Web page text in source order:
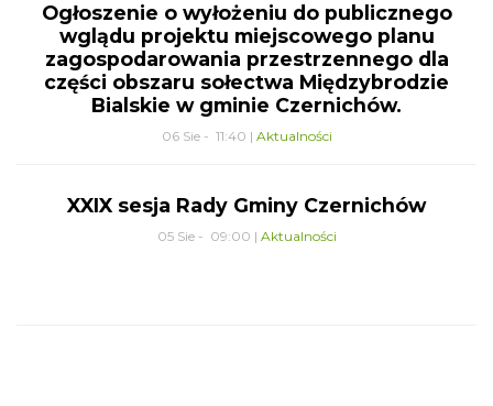
Ogłoszenie o wyłożeniu do publicznego
wglądu projektu miejscowego planu
zagospodarowania przestrzennego dla
części obszaru sołectwa Międzybrodzie
Bialskie w gminie Czernichów.
06 Sie - 11:40 | Aktualności
XXIX sesja Rady Gminy Czernichów
05 Sie - 09:00 | Aktualności